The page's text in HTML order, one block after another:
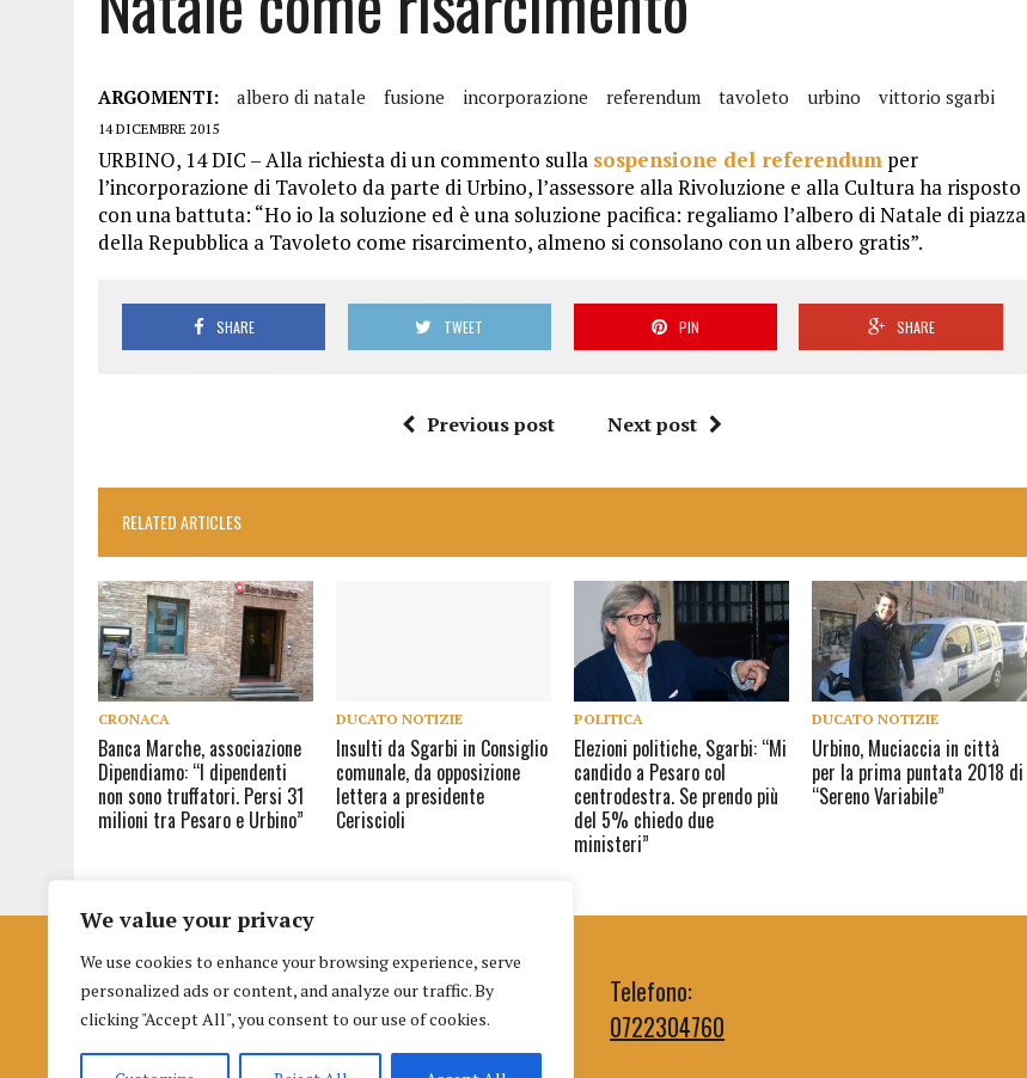
We value your privacy
We use cookies to enhance your browsing experience, serve
personalized ads or content, and analyze our traffic. By
clicking "Accept All", you consent to our use of cookies.
ARGOMENTI: albero di natale fusione incorporazione referendum tavoleto urbino vittorio sgarbi
14 DICEMBRE 2015
URBINO, 14 DIC – Alla richiesta di un commento sulla sospensione del referendum per
l’incorporazione di Tavoleto da parte di Urbino, l’assessore alla Rivoluzione e alla Cultura ha risposto
con una battuta: “Ho io la soluzione ed è una soluzione pacifica: regaliamo l’albero di Natale di piazza
della Repubblica a Tavoleto come risarcimento, almeno si consolano con un albero gratis”.
SHARE TWEET PIN SHARE
Previous post Next post
RELATED ARTICLES
CRONACA
Banca Marche, associazione
Dipendiamo: “I dipendenti
non sono truffatori. Persi 31
milioni tra Pesaro e Urbino”
DUCATO NOTIZIE
Insulti da Sgarbi in Consiglio
comunale, da opposizione
lettera a presidente
Ceriscioli
POLITICA
Elezioni politiche, Sgarbi: “Mi
candido a Pesaro col
centrodestra. Se prendo più
del 5% chiedo due
ministeri”
DUCATO NOTIZIE
Urbino, Muciaccia in città
per la prima puntata 2018 di
“Sereno Variabile”
Istituto per la Formazione al Giornalismo
di Urbino
Palazzo nuovo Albani
Telefono:
0722304760